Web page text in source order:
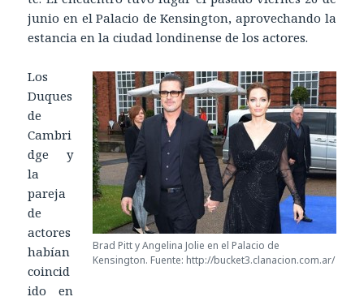
junio en el Palacio de Kensington, aprovechando la
estancia en la ciudad londinense de los actores.
Brad Pitt y Angelina Jolie en el Palacio de
Kensington. Fuente: http://bucket3.clanacion.com.ar/
Los
Duques
de
Cambri
dge y
la
pareja
de
actores
habían
coincid
ido en